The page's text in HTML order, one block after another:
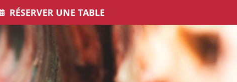
RÉSERVER UNE TABLE